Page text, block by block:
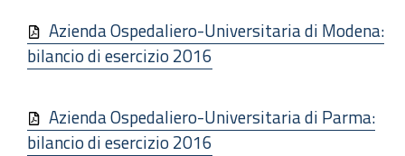
Azienda Ospedaliero-Universitaria di Modena:
bilancio di esercizio 2016
Azienda Ospedaliero-Universitaria di Parma:
bilancio di esercizio 2016